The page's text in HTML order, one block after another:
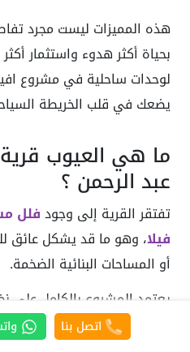
هذه المميزات ليست مجرد
بحياة أكثر هدوء واستثمار
لوحدات ساحلية في مشروع
يضعك في قلب الخريطة
عبد الرحمن ؟
تفتقر القرية إلى وجودفلل
فيلا، وهو ما قد يشكل عائق
أو المساحات البنائية الضخمة.
يعتمد المشروع بالكامل على
منخفضة (أرضي وأول فقط)، مما
اتصل بنا